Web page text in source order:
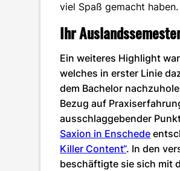
viel Spaß gemacht
Ihr
Ein weiteres Highlight
welches in erster Linie
dem Bachelor
Bezug auf
ausschlaggebender
Saxion in Enschede
Killer Content“. In den
beschäftigte sie sich mit